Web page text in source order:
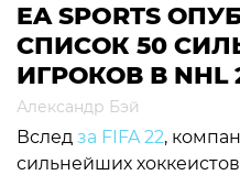
EA SPORTS
СПИСОК 50
ИГРОКОВ В NHL
Александр Бэй
Вслед за FIFA 22,
сильнейших